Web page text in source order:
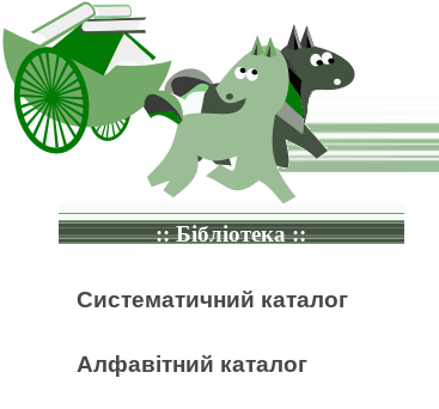
:: Бібліотека ::
Систематичний каталог
Алфавітний каталог